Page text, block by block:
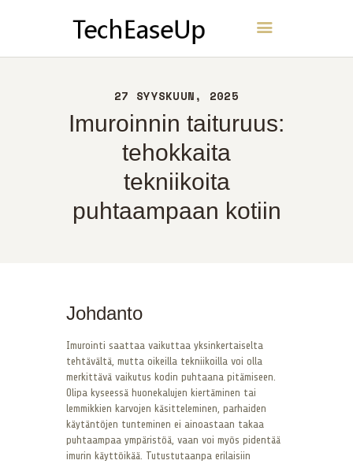
27 SYYSKUUN, 2025
Imuroinnin taituruus:
tehokkaita
tekniikoita
puhtaampaan kotiin
TechEaseUp
NOIN
YHTEYS
POLITIIKKA
Johdanto
Imurointi saattaa vaikuttaa yksinkertaiselta
tehtävältä, mutta oikeilla tekniikoilla voi olla
merkittävä vaikutus kodin puhtaana pitämiseen.
Olipa kyseessä huonekalujen kiertäminen tai
lemmikkien karvojen käsitteleminen, parhaiden
käytäntöjen tunteminen ei ainoastaan takaa
puhtaampaa ympäristöä, vaan voi myös pidentää
imurin käyttöikää. Tutustutaanpa erilaisiin